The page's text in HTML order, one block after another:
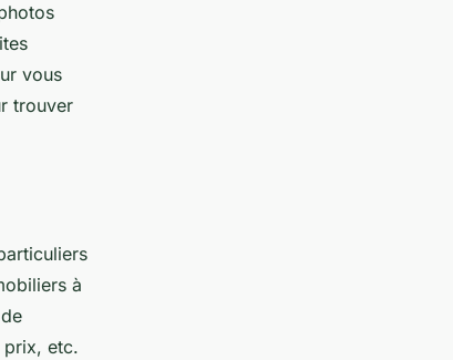
vous
trouver
à
prix, etc.